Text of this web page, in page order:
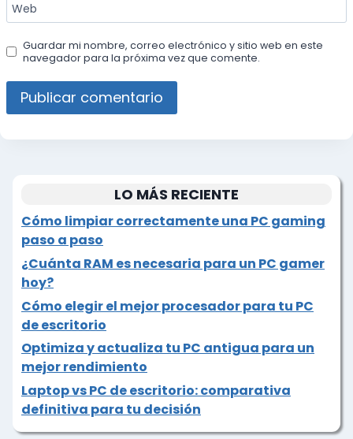
Web
Guardar mi nombre, correo electrónico y sitio web en este
navegador para la próxima vez que comente.
LO MÁS RECIENTE
Cómo limpiar correctamente una PC gaming
paso a paso
¿Cuánta RAM es necesaria para un PC gamer
hoy?
Cómo elegir el mejor procesador para tu PC
de escritorio
Optimiza y actualiza tu PC antigua para un
mejor rendimiento
Laptop vs PC de escritorio: comparativa
definitiva para tu decisión